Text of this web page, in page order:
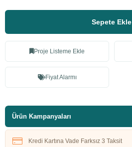
Sepete Ekle
Proje Listeme Ekle
Fiyat Alarmı
Ürün Kampanyaları
Kredi Kartına Vade Farksız 3 Taksit